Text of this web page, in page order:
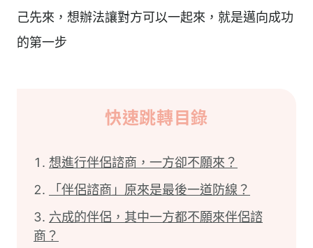
己先來，想辦法讓對方可以一起來，就是邁向成功
的第一步
快速跳轉目錄
想進行伴侶諮商，一方卻不願來？
「伴侶諮商」原來是最後一道防線？
六成的伴侶，其中一方都不願來伴侶諮
商？